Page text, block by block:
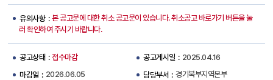
유의사항
본 공고문에 대한 취소 공고문이 있습니다. 취소공고 바로가기 버튼을 눌
러 확인하여 주시기 바랍니다.
공고상태 접수마감 공고게시일
2025.04.16
마감일
2026.06.05 담당부서
경기북부지역본부